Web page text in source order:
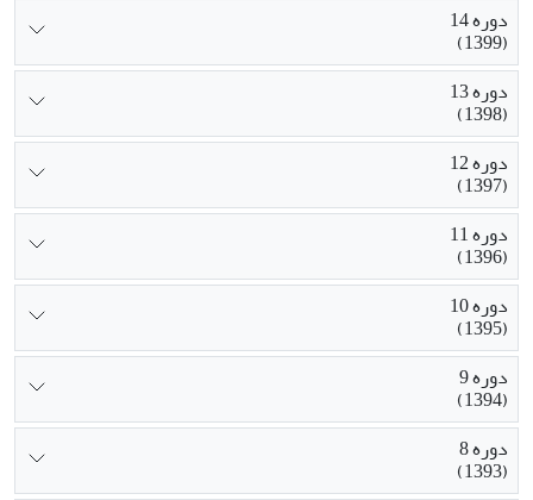
دوره 14
(1399)
دوره 13
(1398)
دوره 12
(1397)
دوره 11
(1396)
دوره 10
(1395)
دوره 9
(1394)
دوره 8
(1393)